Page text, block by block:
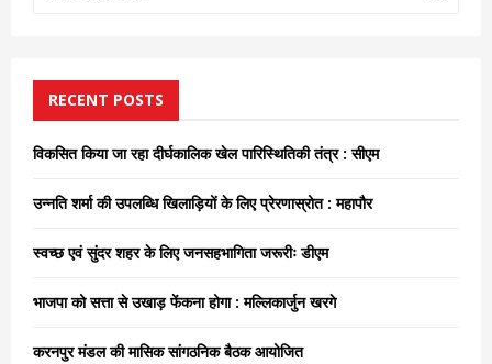
f
o
r
RECENT POSTS
विकसित किया जा रहा दीर्घकालिक खेल पारिस्थितिकी तंत्र : सीएम
उन्नति शर्मा की उपलब्धि खिलाड़ियों के लिए प्रेरणास्रोत : महापौर
स्वच्छ एवं सुंदर शहर के लिए जनसहभागिता जरूरीः डीएम
भाजपा को सत्ता से उखाड़ फेंकना होगा : मल्लिकार्जुन खरगे
करनपुर मंडल की मासिक सांगठनिक बैठक आयोजित